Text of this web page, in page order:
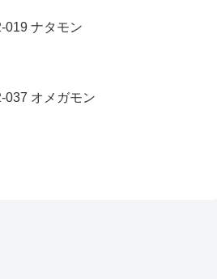
019 ナタモン
037 オメガモン